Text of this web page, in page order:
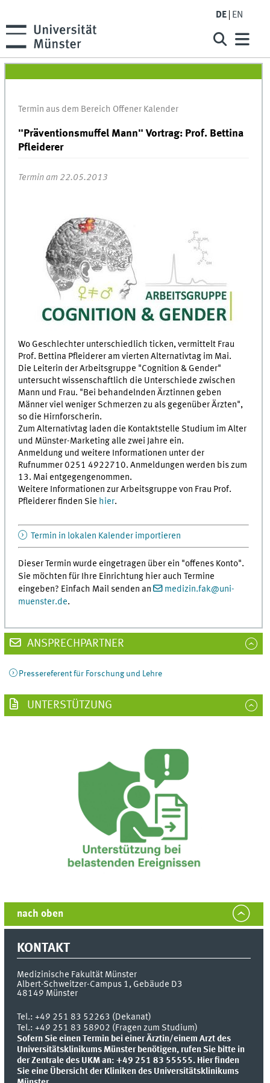
DE EN
Termin aus dem Bereich Offener Kalender
"Präventionsmuffel Mann" Vortrag: Prof. Bettina
Pfleiderer
Termin am 22.05.2013
Wo Geschlechter unterschiedlich ticken, vermittelt Frau
Prof. Bettina Pfleiderer am vierten Alternativtag im Mai.
Die Leiterin der Arbeitsgruppe "Cognition & Gender"
untersucht wissenschaftlich die Unterschiede zwischen
Mann und Frau. "Bei behandelnden Ärztinnen geben
Männer viel weniger Schmerzen zu als gegenüber Ärzten",
so die Hirnforscherin.
Zum Alternativtag laden die Kontaktstelle Studium im Alter
und Münster-Marketing alle zwei Jahre ein.
Anmeldung und weitere Informationen unter der
Rufnummer 0251 4922710. Anmeldungen werden bis zum
13. Mai entgegengenommen.
Weitere Informationen zur Arbeitsgruppe von Frau Prof.
Pfleiderer finden Sie hier.
Termin in lokalen Kalender importieren
Dieser Termin wurde eingetragen über ein "offenes Konto".
Sie möchten für Ihre Einrichtung hier auch Termine
eingeben? Einfach Mail senden an
medizin.fak@uni-
muenster.de.
ANSPRECHPARTNER
Pressereferent für Forschung und Lehre
UNTERSTÜTZUNG
nach oben
KONTAKT
Medizinische Fakultät Münster
Albert-Schweitzer-Campus 1, Gebäude D3
48149 Münster
Tel.:+49 251 83 52263 (Dekanat)
Tel.: +49 251 83 58902 (Fragen zum Studium)
Sofern Sie einen Termin bei einer Ärztin/einem Arzt des
Universitätsklinikums Münster benötigen, rufen Sie bitte in
der Zentrale des UKM an: +49 251 83 55555. Hier finden
Sie eine Übersicht der Kliniken des Universitätsklinikums